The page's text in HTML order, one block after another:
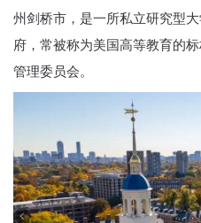
州剑桥市，是一所私立研究型
府，常被称为美国高等教育的
管理委员会。